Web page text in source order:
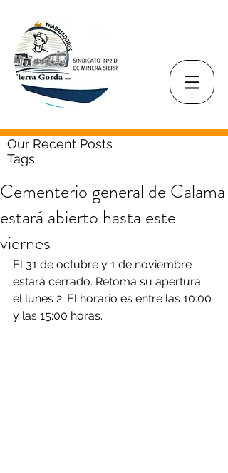
Our Recent Posts
Tags
Cementerio general de Calama
estará abierto hasta este
viernes
El 31 de octubre y 1 de noviembre
estará cerrado. Retoma su apertura
el lunes 2. El horario es entre las 10:00
y las 15:00 horas.